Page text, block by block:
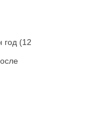
год (12